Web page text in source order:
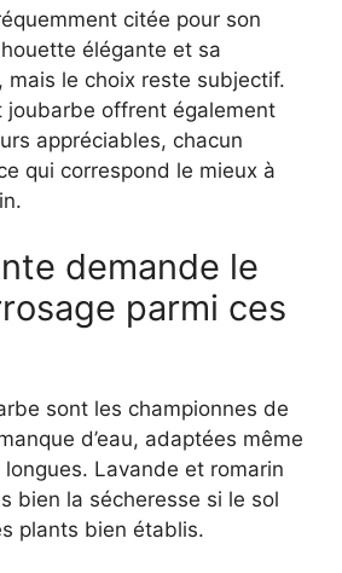
citée pour son
élégante et sa
mais le choix reste subjectif.
joubarbe offrent également
appréciables, chacun
qui correspond le mieux à
demande le
parmi ces
sont les championnes de
d’eau, adaptées même
Lavande et romarin
bien la sécheresse si le sol
plants bien établis.